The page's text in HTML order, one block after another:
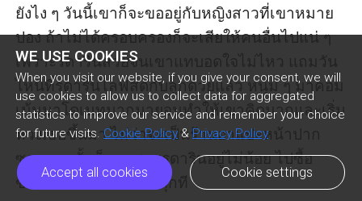
WE USE COOKIES
When you visit our website, if you give your consent, we will
use cookies to allow us to collect data for aggregated
statistics to improve our service and remember your choice
for future visits. Cookie Policy & Privacy Policy
Accept all cookies Cookie settings
ยังไง ๆ วันนี้เขาก็จะขออยู่กับหญิงสาวที่เขาหมาย
ปอง ถ้าไม่ได้ครอบครองก็จะเสียให้คนอื่นไปแน่ ๆ
เพราะรดารินสวยจนเขาแทบอดใจไม่ไหว แถมวัน
ไหนที่รดารินไลฟ์สดกับลูกด้วยแล้ว หนุ่ม ๆ มาคอม
เม้นมาโดเนทมากมายจนทำให้เขาคิดมากและเริ่ม
หวงเธอขึ้นมา ไม่ว่าจะเป็นร้านอาแปะหน้าปาก
ซอย รายนั้นก็แอบชอบรดารินอยู่ไม่น้อย ไปซื้อ
ของใช้ทีไรก็ลดให้เธอทุกที